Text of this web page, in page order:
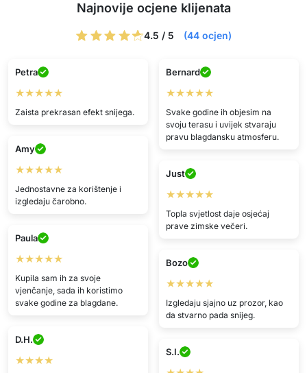
Najnovije ocjene klijenata
4.5 / 5 (44 ocjen)
Petra
★★★★★
Zaista prekrasan efekt snijega.
Bernard
★★★★★
Svake godine ih objesim na
svoju terasu i uvijek stvaraju
pravu blagdansku atmosferu.
Amy
★★★★★
Jednostavne za korištenje i
izgledaju čarobno.
Just
★★★★★
Topla svjetlost daje osjećaj
prave zimske večeri.
Paula
★★★★★
Kupila sam ih za svoje
vjenčanje, sada ih koristimo
svake godine za blagdane.
Bozo
★★★★★
Izgledaju sjajno uz prozor, kao
da stvarno pada snijeg.
D.H.
★★★★
S.I.